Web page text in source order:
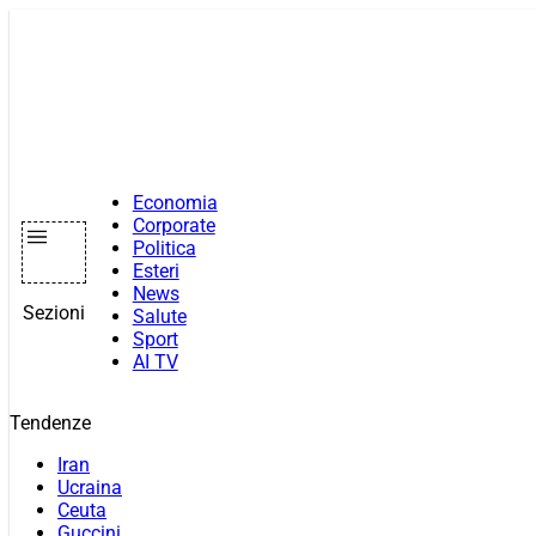
Sezioni
Economia
Corporate
Politica
Esteri
News
Salute
Sport
AI TV
Tendenze
Iran
Ucraina
Ceuta